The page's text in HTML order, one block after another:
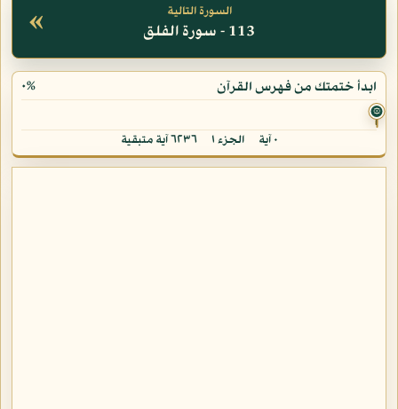
« السورة التالية
113 - سورة الفلق
ابدأ ختمتك من فهرس القرآن ٠%
۞
٠ آية الجزء ١ ٦٢٣٦ آية متبقية